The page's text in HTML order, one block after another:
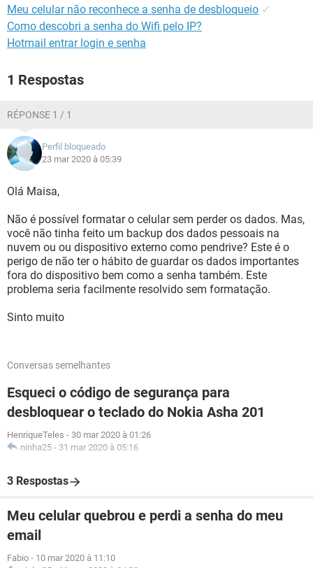
Meu celular não reconhece a senha de desbloqueio ✓
Como descobri a senha do Wifi pelo IP?
Hotmail entrar login e senha
1 Respostas
RÉPONSE 1 / 1
Perfil bloqueado
23 mar 2020 à 05:39
Olá Maisa,
Não é possível formatar o celular sem perder os dados. Mas,
você não tinha feito um backup dos dados pessoais na
nuvem ou ou dispositivo externo como pendrive? Este é o
perigo de não ter o hábito de guardar os dados importantes
fora do dispositivo bem como a senha também. Este
problema seria facilmente resolvido sem formatação.
Sinto muito
Conversas semelhantes
Esqueci o código de segurança para
desbloquear o teclado do Nokia Asha 201
HenriqueTeles - 30 mar 2020 à 01:26
ninha25 - 31 mar 2020 à 05:16
3 Respostas
Meu celular quebrou e perdi a senha do meu
email
Fabio - 10 mar 2020 à 11:10